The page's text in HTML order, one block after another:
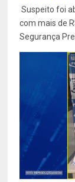
Suspeito foi
com mais de
Segurança